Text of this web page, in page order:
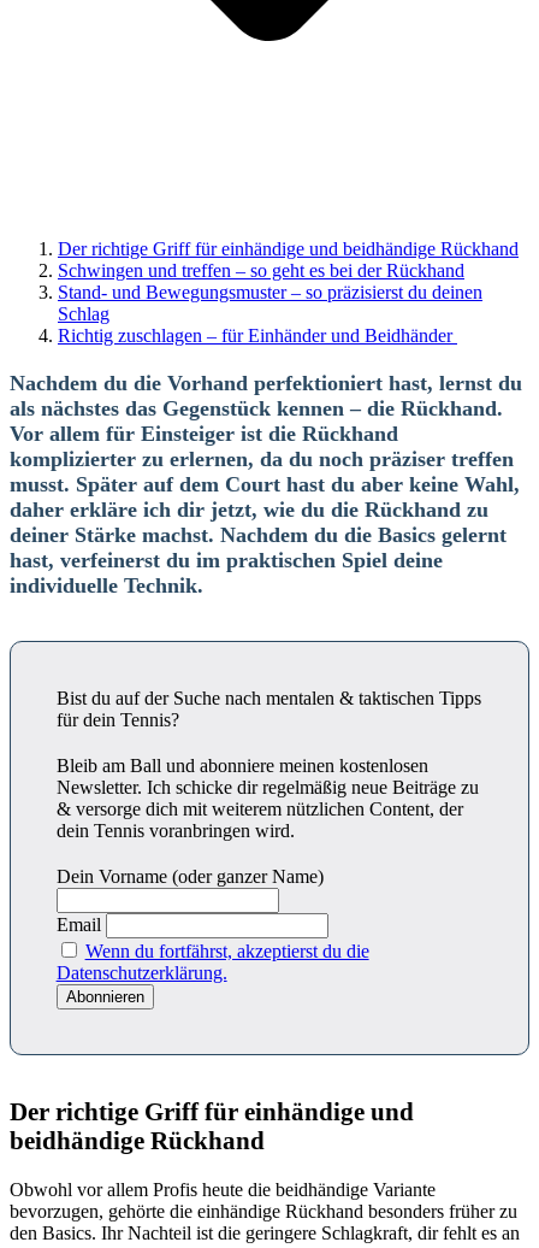
Der richtige Griff für einhändige und beidhändige Rückhand
Schwingen und treffen – so geht es bei der Rückhand
Stand- und Bewegungsmuster – so präzisierst du deinen
Schlag
Richtig zuschlagen – für Einhänder und Beidhänder
Nachdem du die Vorhand perfektioniert hast, lernst du
als nächstes das Gegenstück kennen – die Rückhand.
Vor allem für Einsteiger ist die Rückhand
komplizierter zu erlernen, da du noch präziser treffen
musst. Später auf dem Court hast du aber keine Wahl,
daher erkläre ich dir jetzt, wie du die Rückhand zu
deiner Stärke machst. Nachdem du die Basics gelernt
hast, verfeinerst du im praktischen Spiel deine
individuelle Technik.
Bist du auf der Suche nach mentalen & taktischen Tipps
für dein Tennis?
Bleib am Ball und abonniere meinen kostenlosen
Newsletter. Ich schicke dir regelmäßig neue Beiträge zu
& versorge dich mit weiterem nützlichen Content, der
dein Tennis voranbringen wird.
Dein Vorname (oder ganzer Name)
Email
Wenn du fortfährst, akzeptierst du die
Datenschutzerklärung.
Der richtige Griff für einhändige und
beidhändige Rückhand
Obwohl vor allem Profis heute die beidhändige Variante
bevorzugen, gehörte die einhändige Rückhand besonders früher zu
den Basics. Ihr Nachteil ist die geringere Schlagkraft, dir fehlt es an